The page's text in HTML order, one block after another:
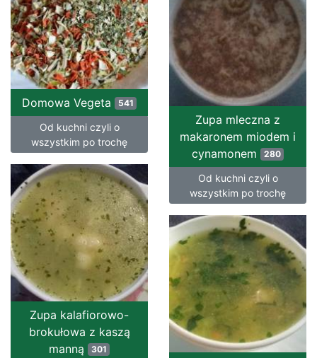
Domowa Vegeta 541
Od kuchni czyli o
wszystkim po trochę
Zupa mleczna z
makaronem miodem i
cynamonem
280
Od kuchni czyli o
wszystkim po trochę
Zupa kalafiorowo-
brokułowa z kaszą
manną
301